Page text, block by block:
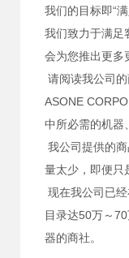
我们的目标即“
我们致力于满足
会为您推出更多
请阅读我公司
ASONE
中所必需的机器
我公司提供的
量太少，即便只
现在我公司已
目录达50万～
器的商社。